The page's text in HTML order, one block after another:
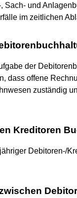
Sach- und
im zeitlichen
der
dass offene
zuständig
Kreditoren
Debitoren-/